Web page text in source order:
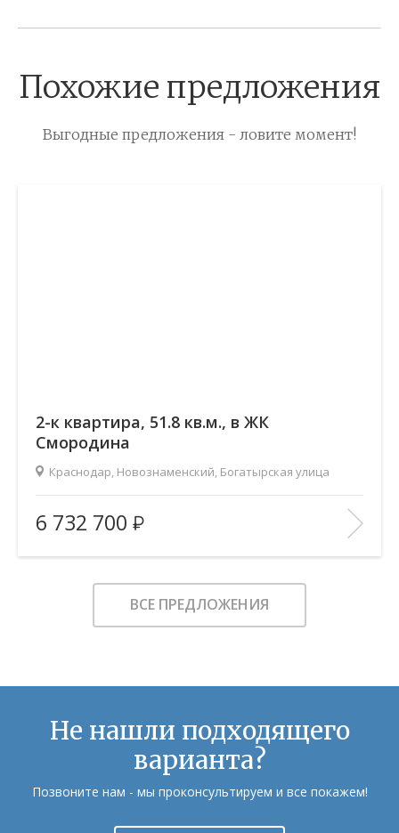
Похожие предложения
Выгодные предложения - ловите момент!
2-к квартира, 51.8 кв.м., в ЖК
Смородина
Краснодар, Новознаменский, Богатырская улица
Площадь (общ/жил/кух), м2:
51.79/28.68/11.66
Количество комнат:
2
Этаж:
7/12
В ИЗБРАННОЕ
6 732 700
ВСЕ ПРЕДЛОЖЕНИЯ
Не нашли подходящего
варианта?
Позвоните нам - мы проконсультируем и все покажем!